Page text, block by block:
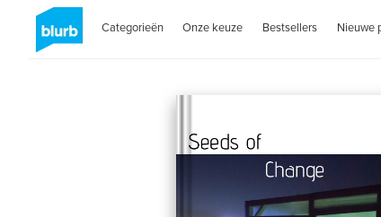
Categorieën Onze keuze Bestsellers Nieuwe